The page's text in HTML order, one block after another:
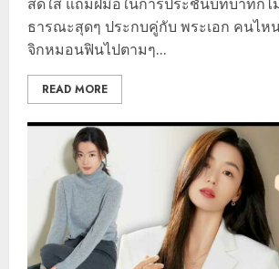
ธารณะสุดๆ ประกบคู่กับ พระเอก คนไห
จิกหมอนฟินไปตามๆ...
READ MORE